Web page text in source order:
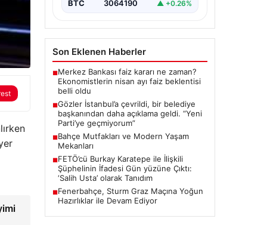
BTC 3064190 ▲ +0.26%
Son Eklenen Haberler
■Merkez Bankası faiz kararı ne zaman?
Ekonomistlerin nisan ayı faiz beklentisi
belli oldu
■Gözler İstanbul’a çevrildi, bir belediye
başkanından daha açıklama geldi. “Yeni
Parti’ye geçmiyorum”
■Bahçe Mutfakları ve Modern Yaşam
Mekanları
■FETÖ’cü Burkay Karatepe ile İlişkili
Şüphelinin İfadesi Gün yüzüne Çıktı:
‘Salih Usta’ olarak Tanıdım
■Fenerbahçe, Sturm Graz Maçına Yoğun
Hazırlıklar ile Devam Ediyor